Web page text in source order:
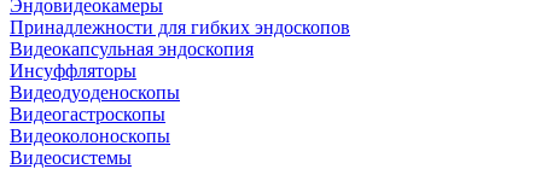
Эндовидеокамеры
Принадлежности для гибких эндоскопов
Видеокапсульная эндоскопия
Инсуффляторы
Видеодуоденоскопы
Видеогастроскопы
Видеоколоноскопы
Видеосистемы